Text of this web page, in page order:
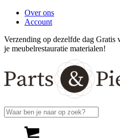
Over ons
Account
Verzending op dezelfde dag Gratis
je meubelrestauratie materialen!